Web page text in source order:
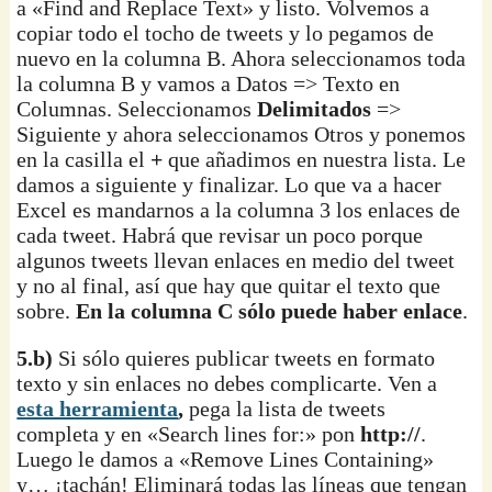
a «Find and Replace Text» y listo. Volvemos a
copiar todo el tocho de tweets y lo pegamos de
nuevo en la columna B. Ahora seleccionamos toda
la columna B y vamos a Datos => Texto en
Columnas. SeleccionamosDelimitados =>
Siguiente y ahora seleccionamos Otros y ponemos
en la casilla el + que añadimos en nuestra lista. Le
damos a siguiente y finalizar. Lo que va a hacer
Excel es mandarnos a la columna 3 los enlaces de
cada tweet. Habrá que revisar un poco porque
algunos tweets llevan enlaces en medio del tweet
y no al final, así que hay que quitar el texto que
sobre.En la columna C sólo puede haber enlace.
5.b) Si sólo quieres publicar tweets en formato
texto y sin enlaces no debes complicarte. Ven a
esta herramienta,pega la lista de tweets
completa y en «Search lines for:» ponhttp://.
Luego le damos a «Remove Lines Containing»
y… ¡tachán! Eliminará todas las líneas que tengan